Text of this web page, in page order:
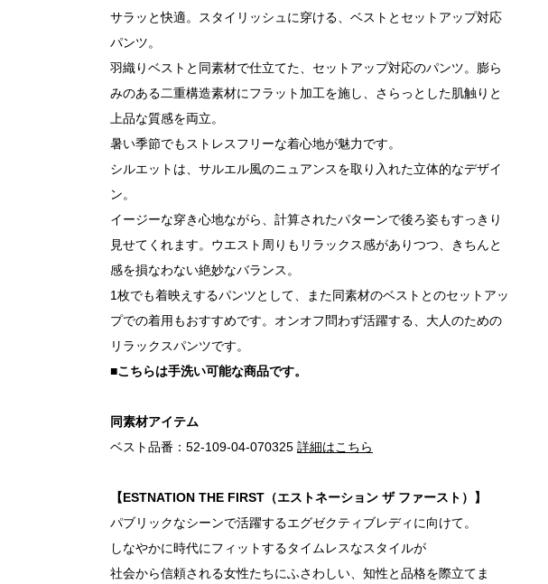
サラッと快適。スタイリッシュに穿ける、ベストとセットアップ対応
パンツ。
羽織りベストと同素材で仕立てた、セットアップ対応のパンツ。膨ら
みのある二重構造素材にフラット加工を施し、さらっとした肌触りと
上品な質感を両立。
暑い季節でもストレスフリーな着心地が魅力です。
シルエットは、サルエル風のニュアンスを取り入れた立体的なデザイ
ン。
イージーな穿き心地ながら、計算されたパターンで後ろ姿もすっきり
見せてくれます。ウエスト周りもリラックス感がありつつ、きちんと
感を損なわない絶妙なバランス。
1枚でも着映えするパンツとして、また同素材のベストとのセットアッ
プでの着用もおすすめです。オンオフ問わず活躍する、大人のための
リラックスパンツです。
■こちらは手洗い可能な商品です。
同素材アイテム
ベスト品番：52-109-04-070325 詳細はこちら
【ESTNATION THE FIRST（エストネーション ザ ファースト）】
パブリックなシーンで活躍するエグゼクティブレディに向けて。
しなやかに時代にフィットするタイムレスなスタイルが
社会から信頼される女性たちにふさわしい、知性と品格を際立てま